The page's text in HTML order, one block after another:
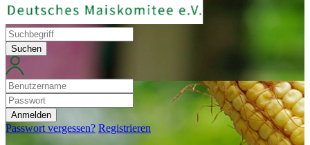
Suchen
Anmelden
Passwort vergessen? Registrieren